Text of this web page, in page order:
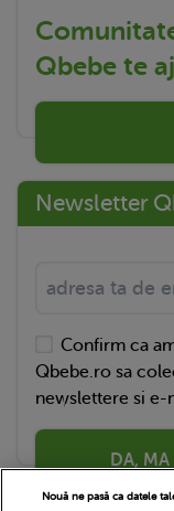
Qbebe te
Newsletter
Confirm ca
Qbebe.ro sa
newslettere si
DA,
Nouă ne pasă ca datele